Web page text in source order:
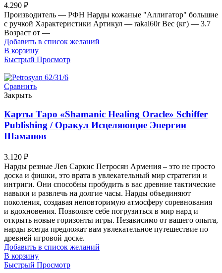
4.290 ₽
Производитель — РФН Нарды кожаные "Аллигатор" большие
с ручкой Характеристики Артикул — rakal60r Вес (кг) — 3.7
Возраст от —
Добавить в список желаний
В корзину
Быстрый Просмотр
Сравнить
Закрыть
Карты Таро «Shamanic Healing Oracle» Schiffer
Publishing / Оракул Исцеляющие Энергии
Шаманов
3.120 ₽
Нарды резные Лев Саркис Петросян Армения – это не просто
доска и фишки, это врата в увлекательный мир стратегии и
интриги. Они способны пробудить в вас древние тактические
навыки и развлечь на долгие часы. Нарды объединяют
поколения, создавая неповторимую атмосферу соревнования
и вдохновения. Позвольте себе погрузиться в мир нард и
открыть новые горизонты игры. Независимо от вашего опыта,
нарды всегда предложат вам увлекательное путешествие по
древней игровой доске.
Добавить в список желаний
В корзину
Быстрый Просмотр